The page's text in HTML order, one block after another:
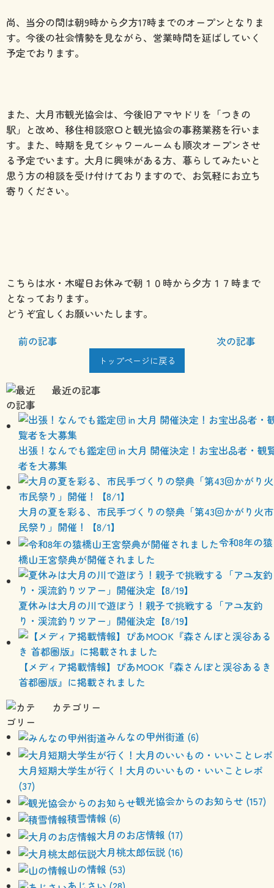
尚、当分の間は朝9時から夕方17時までのオープンとなりま
す。今後の社会情勢を見ながら、営業時間を延ばしていく
予定でおります。
また、大月市観光協会は、今後旧アマヤドリを「つきの
駅」と改め、移住相談窓口と観光協会の事務業務を行いま
す。また、時期を見てシャワールームも順次オープンさせ
る予定でいます。大月に興味がある方、暮らしてみたいと
思う方の相談を受け付けておりますので、お気軽にお立ち
寄りください。
こちらは水・木曜日お休みで朝１０時から夕方１７時まで
となっております。
どうぞ宜しくお願いいたします。
前の記事
次の記事
トップページに戻る
最近の記事
出張！なんでも鑑定団 in 大月 開催決定！お宝出品者・観
者を大募集
大月の夏を彩る、市民手づくりの祭典「第43回かがり火市
民祭り」開催！【8/1】
令和8年の猿
橋山王宮祭典が開催されました
夏休みは大月の川で遊ぼう！親子で挑戦する「アユ友釣
り・渓流釣りツアー」開催決定【8/19】
【メディア掲載情報】ぴあMOOK『森さんぽと渓谷あるき
首都圏版』に掲載されました
カテゴリー
みんなの甲州街道 (6)
大月短期大学生が行く！大月のいいもの・いいことレポ
(37)
観光協会からのお知らせ (157)
積雪情報 (6)
大月のお店情報 (17)
大月桃太郎伝説 (16)
山の情報 (53)